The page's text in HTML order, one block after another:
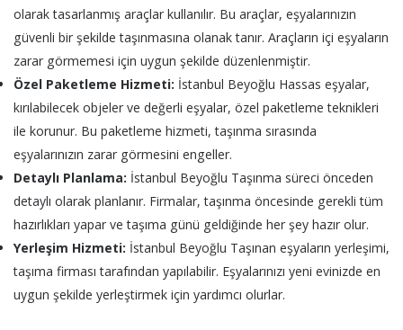
olarak tasarlanmış araçlar kullanılır. Bu araçlar, eşyalarınızın
güvenli bir şekilde taşınmasına olanak tanır. Araçların içi eşyaların
zarar görmemesi için uygun şekilde düzenlenmiştir.
Özel Paketleme Hizmeti: İstanbul Beyoğlu Hassas eşyalar,
kırılabilecek objeler ve değerli eşyalar, özel paketleme teknikleri
ile korunur. Bu paketleme hizmeti, taşınma sırasında
eşyalarınızın zarar görmesini engeller.
Detaylı Planlama: İstanbul Beyoğlu Taşınma süreci önceden
detaylı olarak planlanır. Firmalar, taşınma öncesinde gerekli tüm
hazırlıkları yapar ve taşıma günü geldiğinde her şey hazır olur.
Yerleşim Hizmeti: İstanbul Beyoğlu Taşınan eşyaların yerleşimi,
taşıma firması tarafından yapılabilir. Eşyalarınızı yeni evinizde en
uygun şekilde yerleştirmek için yardımcı olurlar.